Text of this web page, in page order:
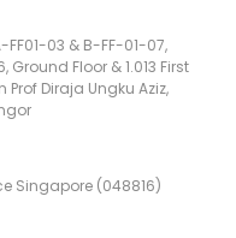
03 & B-FF-01-07,
Floor & 1.013 First
Prof Diraja Ungku Aziz,
Singapore (048816)